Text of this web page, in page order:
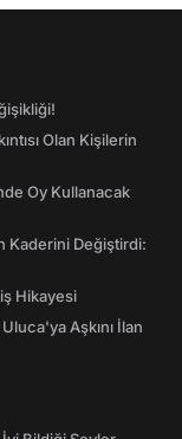
Olan Kişilerin
Oy Kullanacak
Kaderini Değiştirdi:
Hikayesi
Aşkını İlan